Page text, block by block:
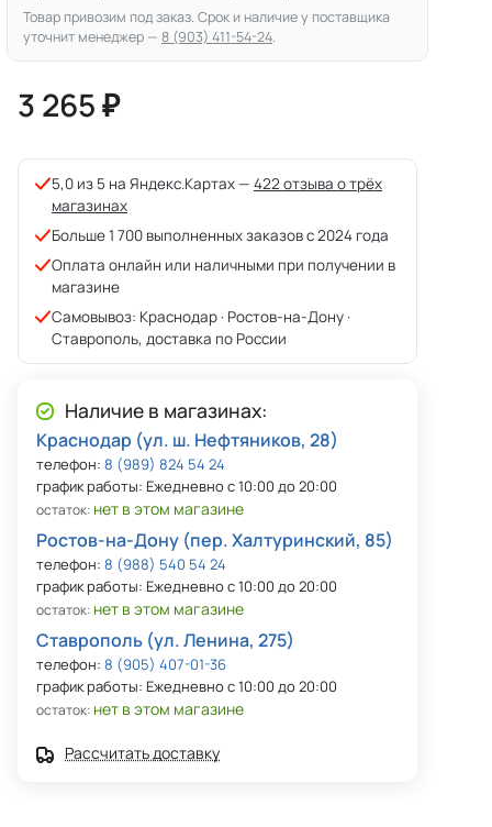
Товар привозим под заказ. Срок и наличие у поставщика
уточнит менеджер — 8 (903) 411-54-24.
3 265 ₽
5,0 из 5 на Яндекс.Картах — 422 отзыва о трёх
магазинах
Больше 1 700 выполненных заказов с 2024 года
Оплата онлайн или наличными при получении в
магазине
Самовывоз: Краснодар · Ростов-на-Дону ·
Ставрополь, доставка по России
Наличие в магазинах:
Краснодар (ул. ш. Нефтяников, 28)
телефон: 8 (989) 824 54 24
график работы: Ежедневно с 10:00 до 20:00
остаток: нет в этом магазине
Ростов-на-Дону (пер. Халтуринский, 85)
телефон: 8 (988) 540 54 24
график работы: Ежедневно с 10:00 до 20:00
остаток: нет в этом магазине
Ставрополь (ул. Ленина, 275)
телефон: 8 (905) 407-01-36
график работы: Ежедневно с 10:00 до 20:00
остаток: нет в этом магазине
Рассчитать доставку